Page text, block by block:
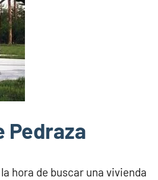
Pedraza
hora de buscar una vivienda